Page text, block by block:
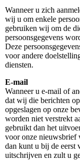
Wanneer u zich
wij u om enkele
gebruiken wij om de
persoonsgegevens
Deze
voor andere
diensten.
E-mail
Wanneer u e-mail of
dat wij die berichten
opgeslagen op onze
worden niet verstrekt
gebruikt dan het
voor onze nieuwsbrief
dan kunt u bij de eerst
uitschrijven en zult u